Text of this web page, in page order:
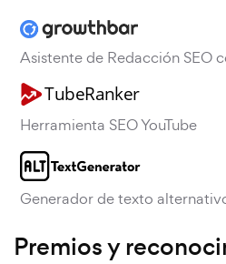
Asistente de Redacción SEO
Herramienta SEO YouTube
Generador de texto
Premios y